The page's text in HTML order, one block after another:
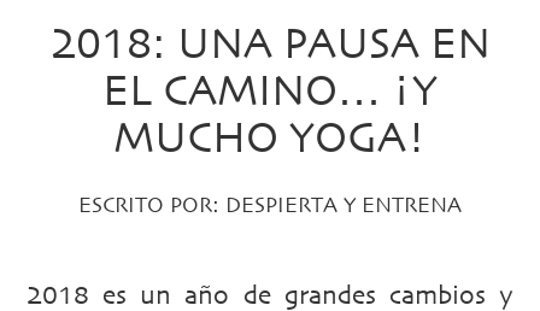
2018: UNA PAUSA EN
EL CAMINO… ¡Y
MUCHO YOGA!
ESCRITO POR: DESPIERTA Y ENTRENA
2018 es un año de grandes cambios y